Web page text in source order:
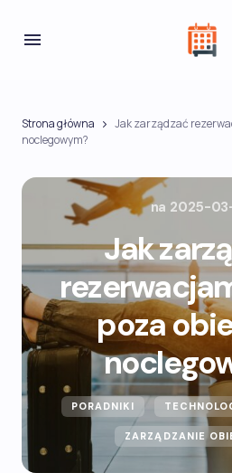
Strona główna
Jak zarządzać
noclegowym?
na 2025-
Jak
poza
PORADNIKI
ZARZĄDZANIE